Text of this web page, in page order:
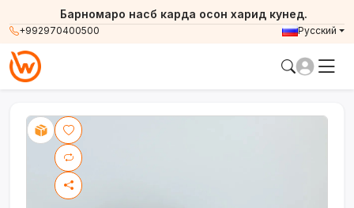
+992970400500
Барномаро насб карда осон харид кунед.
Русский